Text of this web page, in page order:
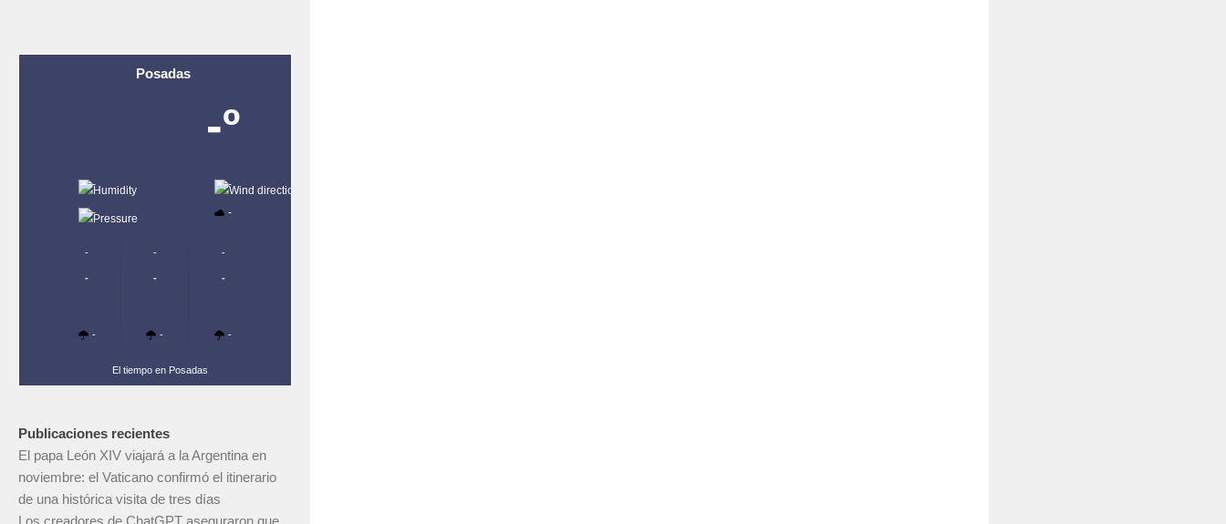
Posadas
-º
- -
- -
-
-
-
-
-
-
-
-
-
El tiempo en Posadas
Publicaciones recientes
El papa León XIV viajará a la Argentina en
noviembre: el Vaticano confirmó el itinerario
de una histórica visita de tres días